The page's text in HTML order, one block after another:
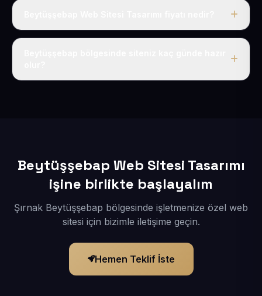
Tek fiyat uygulanır: yıllık 50 USD + KDV. Bu bedele alan
Beytüşşebap Web Sitesi Tasarımı
işine birlikte başlayalım
Şırnak Beytüşşebap bölgesinde işletmenize özel web
sitesi için bizimle iletişime geçin.
Hemen Teklif İste